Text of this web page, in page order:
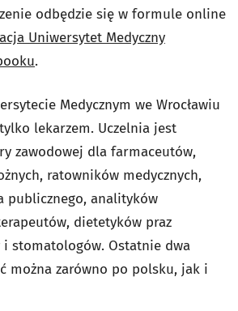
odbędzie się w formule online
Uniwersytet Medyczny
.
Medycznym we Wrocławiu
lekarzem. Uczelnia jest
zawodowej dla farmaceutów,
ratowników medycznych,
publicznego, analityków
dietetyków praz
i stomatologów. Ostatnie dwa
można zarówno po polsku, jak i